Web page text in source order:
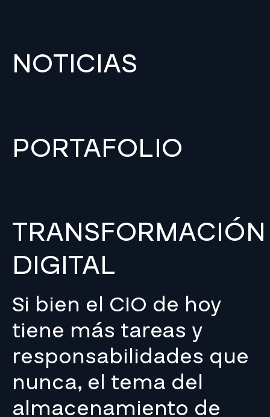
NOTICIAS
PORTAFOLIO
TRANSFORMACIÓN
DIGITAL
Si bien el CIO de hoy
tiene más tareas y
responsabilidades que
nunca, el tema del
almacenamiento de